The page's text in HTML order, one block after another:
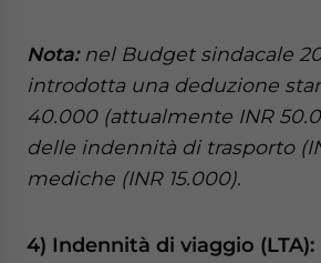
Nota: nel Budget sindacale
introdotta una deduzione
40.000 (attualmente INR
delle indennità di trasporto
mediche (INR 15.000).
4) Indennità di viaggio (LTA):